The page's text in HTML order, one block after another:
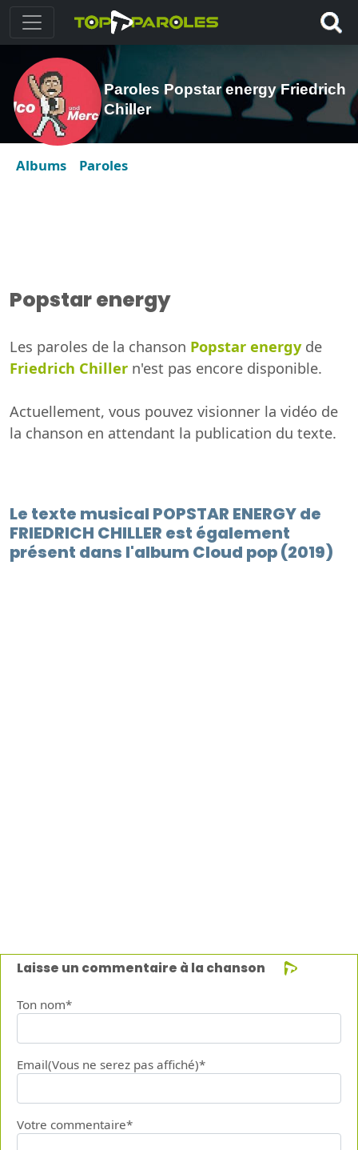
Paroles Popstar energy Friedrich
Chiller
Albums Paroles
Popstar energy
Les paroles de la chanson Popstar energyde
Friedrich Chiller n'est pas encore disponible.
Actuellement, vous pouvez visionner la vidéo de
la chanson en attendant la publication du texte.
Le texte musical POPSTAR ENERGY de
FRIEDRICH CHILLER est également
présent dans l'album Cloud pop (2019)
Laisse un commentaire à la chanson
Ton nom*
Email(Vous ne serez pas affiché)*
Votre commentaire*